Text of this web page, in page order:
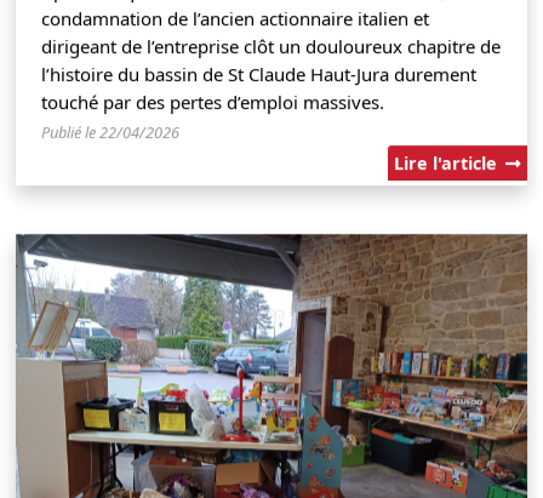
condamnation de l’ancien actionnaire italien et
dirigeant de l’entreprise clôt un douloureux chapitre de
l’histoire du bassin de St Claude Haut-Jura durement
touché par des pertes d’emploi massives.
Publié le 22/04/2026
Lire l'article